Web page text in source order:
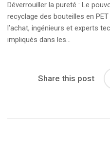
Déverrouiller la pureté : Le
recyclage des bouteilles en
l’achat, ingénieurs et experts
impliqués dans les...
Share this post